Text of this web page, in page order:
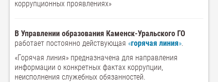
коррупционных проявлениях»
В Управлении образования Каменск-Уральского ГО
работает постоянно действующая «горячая линия».
«Горячая линия» предназначена для направления
информации о конкретных фактах коррупции,
неисполнения служебных обязанностей.